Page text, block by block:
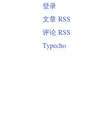
登录
文章 RSS
评论 RSS
Typecho